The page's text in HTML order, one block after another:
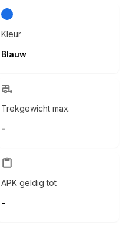
Kleur
Blauw
Trekgewicht max.
-
APK geldig tot
-